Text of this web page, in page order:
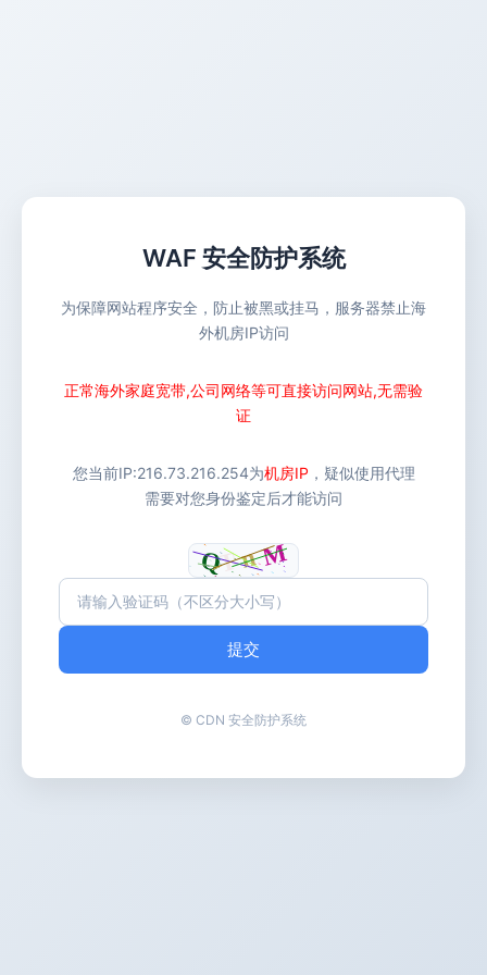
WAF 安全防护系统
为保障网站程序安全，防止被黑或挂马，服务器禁止海
外机房IP访问
正常海外家庭宽带,公司网络等可直接访问网站,无需验
证
您当前IP:216.73.216.254为机房IP ，疑似使用代理
需要对您身份鉴定后才能访问
提交
© CDN 安全防护系统